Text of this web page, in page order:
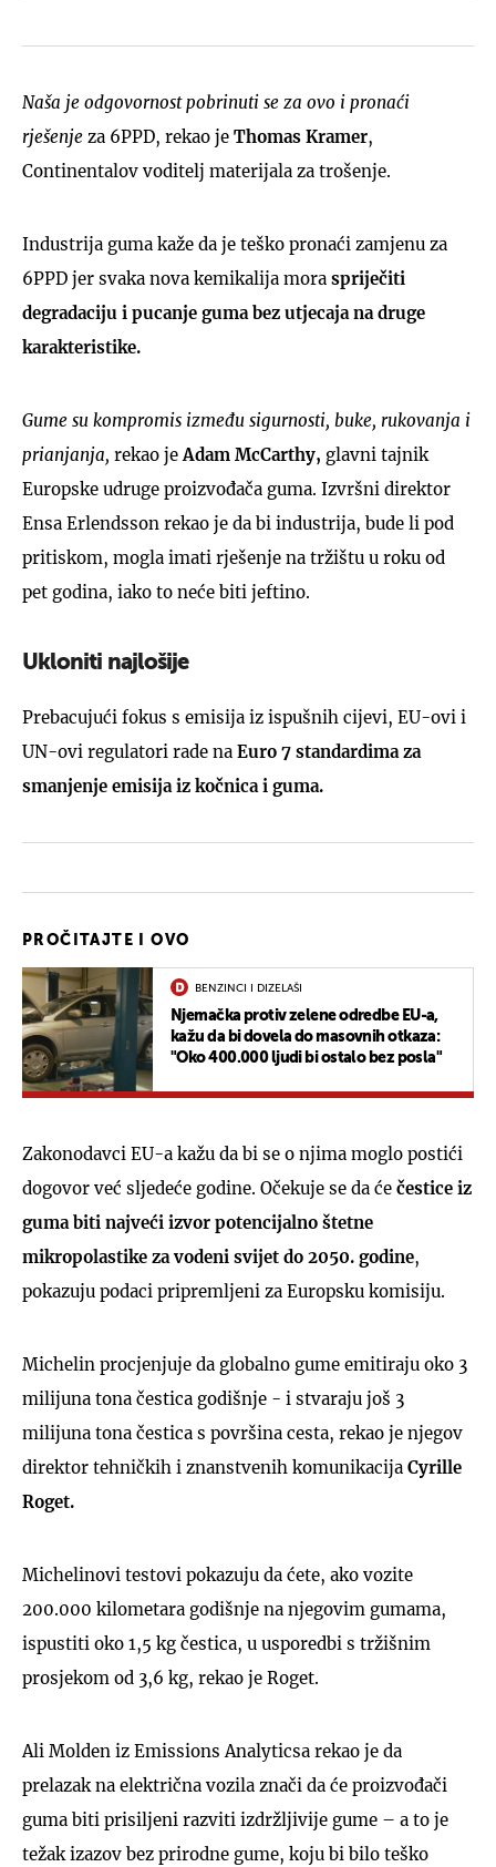
Naša je odgovornost pobrinuti se za ovo i pronaći
rješenje za 6PPD, rekao je Thomas Kramer,
Continentalov voditelj materijala za trošenje.
Industrija guma kaže da je teško pronaći zamjenu za
6PPD jer svaka nova kemikalija mora spriječiti
degradaciju i pucanje guma bez utjecaja na druge
karakteristike.
Gume su kompromis između sigurnosti, buke, rukovanja i
prianjanja, rekao je Adam McCarthy, glavni tajnik
Europske udruge proizvođača guma. Izvršni direktor
Ensa Erlendsson rekao je da bi industrija, bude li pod
pritiskom, mogla imati rješenje na tržištu u roku od
pet godina, iako to neće biti jeftino.
Ukloniti najlošije
Prebacujući fokus s emisija iz ispušnih cijevi, EU-ovi i
UN-ovi regulatori rade na Euro 7 standardima za
smanjenje emisija iz kočnica i guma.
PROČITAJTE I OVO
BENZINCI I DIZELAŠI
Njemačka protiv zelene odredbe EU-a,
kažu da bi dovela do masovnih otkaza:
"Oko 400.000 ljudi bi ostalo bez posla"
Zakonodavci EU-a kažu da bi se o njima moglo postići
dogovor već sljedeće godine. Očekuje se da će čestice iz
guma biti najveći izvor potencijalno štetne
mikropolastike za vodeni svijet do 2050. godine,
pokazuju podaci pripremljeni za Europsku komisiju.
Michelin procjenjuje da globalno gume emitiraju oko 3
milijuna tona čestica godišnje - i stvaraju još 3
milijuna tona čestica s površina cesta, rekao je njegov
direktor tehničkih i znanstvenih komunikacija Cyrille
Roget.
Michelinovi testovi pokazuju da ćete, ako vozite
200.000 kilometara godišnje na njegovim gumama,
ispustiti oko 1,5 kg čestica, u usporedbi s tržišnim
prosjekom od 3,6 kg, rekao je Roget.
Ali Molden iz Emissions Analyticsa rekao je da
prelazak na električna vozila znači da će proizvođači
guma biti prisiljeni razviti izdržljivije gume – a to je
težak izazov bez prirodne gume, koju bi bilo teško